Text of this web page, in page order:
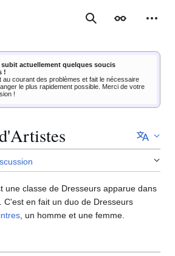
RechercherApparence
subit actuellement quelques soucis
!
au courant des problèmes et fait le nécessaire
le plus rapidement possible. Merci de votre
!
matières
une classe de Dresseurs apparue dans
. C'est en fait un duo de Dresseurs
, un homme et une femme.